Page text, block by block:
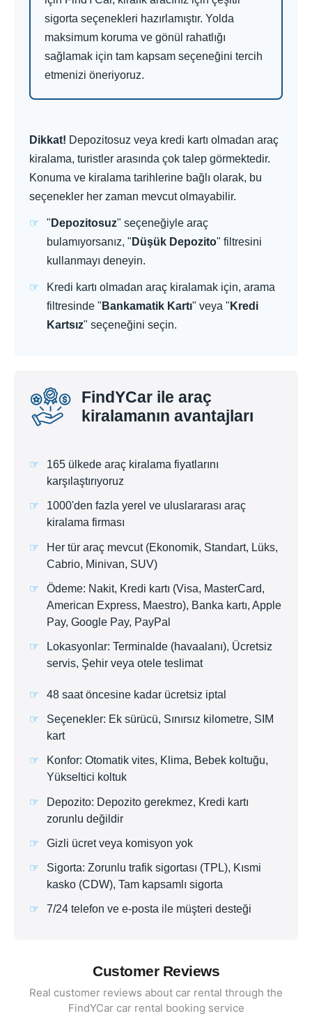
sigorta seçenekleri hazırlamıştır. Yolda
maksimum koruma ve gönül rahatlığı
sağlamak için tam kapsam seçeneğini tercih
etmenizi öneriyoruz.
Dikkat! Depozitosuz veya kredi kartı olmadan araç
kiralama, turistler arasında çok talep görmektedir.
Konuma ve kiralama tarihlerine bağlı olarak, bu
seçenekler her zaman mevcut olmayabilir.
" Depozitosuz" seçeneğiyle araç
bulamıyorsanız, " Düşük Depozito" filtresini
kullanmayı deneyin.
Kredi kartı olmadan araç kiralamak için, arama
filtresinde " Bankamatik Kartı" veya " Kredi
Kartsız" seçeneğini seçin.
FindYCar ile araç
kiralamanın avantajları
165 ülkede araç kiralama fiyatlarını
karşılaştırıyoruz
1000'den fazla yerel ve uluslararası araç
kiralama firması
Her tür araç mevcut (Ekonomik, Standart, Lüks,
Cabrio, Minivan, SUV)
Ödeme: Nakit, Kredi kartı (Visa, MasterCard,
American Express, Maestro), Banka kartı, Apple
Pay, Google Pay, PayPal
Lokasyonlar: Terminalde (havaalanı), Ücretsiz
servis, Şehir veya otele teslimat
48 saat öncesine kadar ücretsiz iptal
Seçenekler: Ek sürücü, Sınırsız kilometre, SIM
kart
Konfor: Otomatik vites, Klima, Bebek koltuğu,
Yükseltici koltuk
Depozito: Depozito gerekmez, Kredi kartı
zorunlu değildir
Gizli ücret veya komisyon yok
Sigorta: Zorunlu trafik sigortası (TPL), Kısmi
kasko (CDW), Tam kapsamlı sigorta
7/24 telefon ve e-posta ile müşteri desteği
Customer Reviews
Real customer reviews about car rental through the
FindYCar car rental booking service